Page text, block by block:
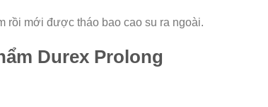
rồi mới được tháo bao cao su ra ngoài.
Durex Prolong